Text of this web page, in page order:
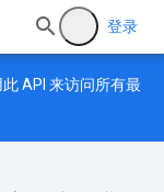
登录
API 来访问所有最